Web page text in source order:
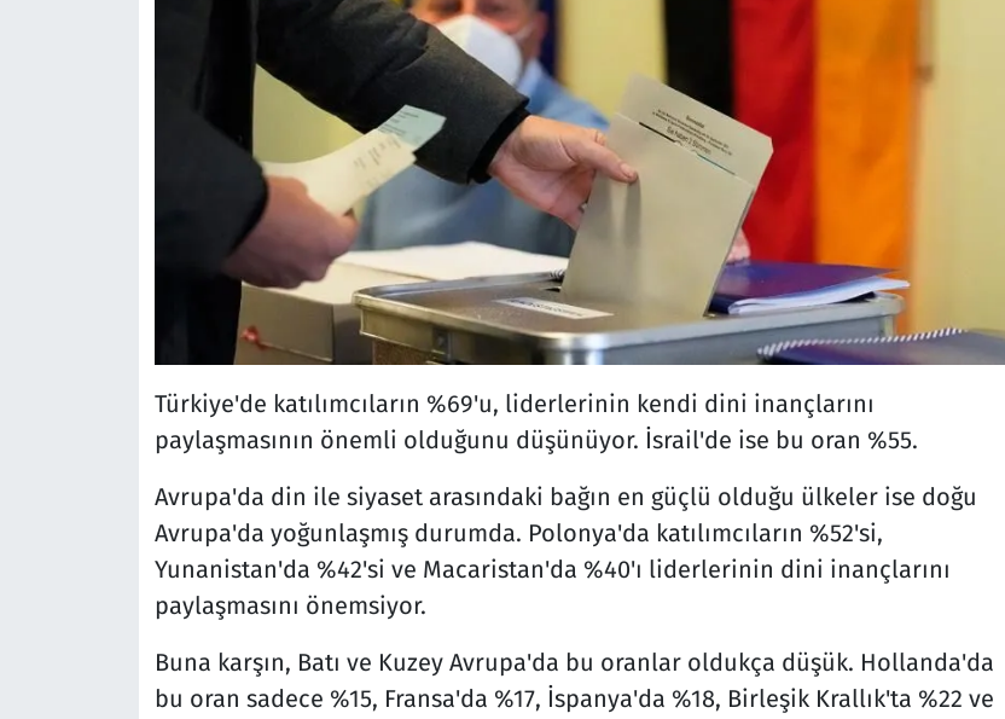
Türkiye'de katılımcıların %69'u, liderlerinin kendi dini inançlarını
paylaşmasının önemli olduğunu düşünüyor. İsrail'de ise bu oran %55.
Avrupa'da din ile siyaset arasındaki bağın en güçlü olduğu ülkeler ise doğu
Avrupa'da yoğunlaşmış durumda. Polonya'da katılımcıların %52'si,
Yunanistan'da %42'si ve Macaristan'da %40'ı liderlerinin dini inançlarını
paylaşmasını önemsiyor.
Buna karşın, Batı ve Kuzey Avrupa'da bu oranlar oldukça düşük. Hollanda'da
bu oran sadece %15, Fransa'da %17, İspanya'da %18, Birleşik Krallık'ta %22 ve